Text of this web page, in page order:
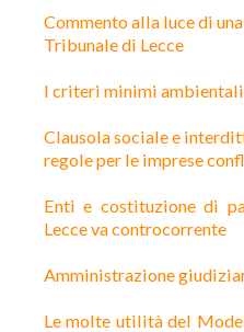
Commento alla luce di
Tribunale di Lecce
I criteri minimi
Clausola sociale e
regole per le imprese
Enti e costituzione di
Lecce va controcorrente
Amministrazione
Le molte utilità del